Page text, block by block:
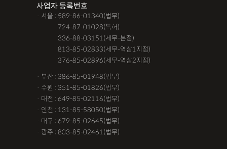
사업자 등록번호
· 서울 : 589-86-01340(법무)
724-87-01028(특허)
336-88-03151(세무-본점)
813-85-02833(세무-역삼1지점)
376-85-02896(세무-역삼2지점)
· 부산 : 386-85-01948(법무)
· 수원 : 351-85-01826(법무)
· 대전 : 649-85-02116(법무)
· 인천 : 131-85-58050(법무)
· 대구 : 679-85-02645(법무)
· 광주 : 803-85-02461(법무)